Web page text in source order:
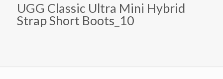
UGG Classic Ultra Mini Hybrid
Strap Short Boots_10